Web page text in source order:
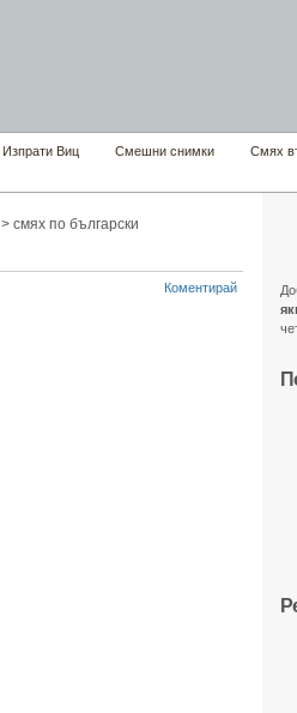
Изпрати Виц Смешни снимки Смях
> смях по български
Коментирай